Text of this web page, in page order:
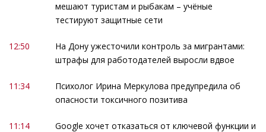
мешают туристам и рыбакам – учёные
тестируют защитные сети
12:50
На Дону ужесточили контроль за мигрантами:
штрафы для работодателей выросли вдвое
11:34
Психолог Ирина Меркулова предупредила об
опасности токсичного позитива
11:14
Google хочет отказаться от ключевой функции и